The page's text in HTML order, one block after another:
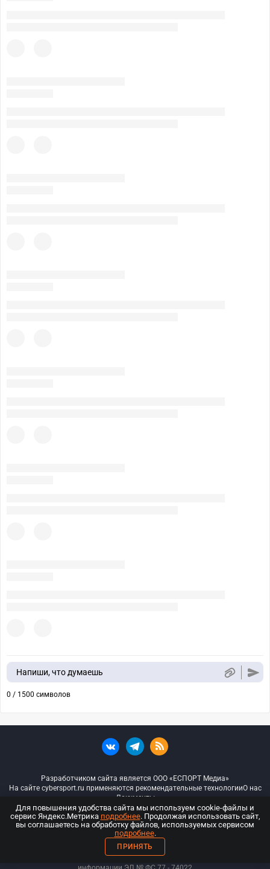
Напиши, что думаешь
0 / 1500 символов
Разработчиком сайта является ООО «ЕСПОРТ Медиа»
На сайте cybersport.ru применяются рекомендательные технологииО нас
Документы
© ООО «Киберспорт.ру» — Все права защищены
18+
ООО «Киберспорт.ру». Свидетельство о регистрации средств массовой
Для повышения удобства сайта мы используем cookie-файлы и
сервис Яндекс.Метрика подробнее. Продолжая использовать сайт,
вы соглашаетесь на обработку файлов, используемых сервисом
подробнее.
ПРИНЯТЬ